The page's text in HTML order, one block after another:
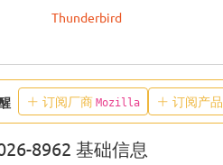
Thunderbird
订阅厂商 Mozilla 订阅产品
8962 基础信息